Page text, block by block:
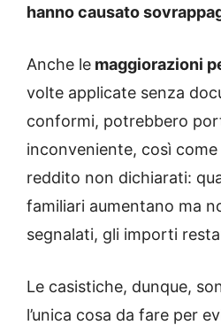
hanno causato
Anche le maggiorazioni
volte applicate senza
conformi, potrebbero
inconveniente, così
reddito non dichiarati:
familiari aumentano ma
segnalati, gli importi
Le casistiche, dunque,
l’unica cosa da fare per